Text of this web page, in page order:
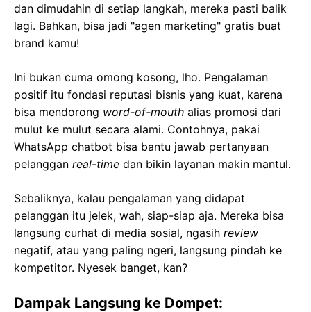
dan dimudahin di setiap langkah, mereka pasti balik
lagi. Bahkan, bisa jadi "agen marketing" gratis buat
brand kamu!
Ini bukan cuma omong kosong, lho. Pengalaman
positif itu fondasi reputasi bisnis yang kuat, karena
bisa mendorong word-of-mouth alias promosi dari
mulut ke mulut secara alami. Contohnya, pakai
WhatsApp chatbot bisa bantu jawab pertanyaan
pelanggan real-time dan bikin layanan makin mantul.
Sebaliknya, kalau pengalaman yang didapat
pelanggan itu jelek, wah, siap-siap aja. Mereka bisa
langsung curhat di media sosial, ngasih review
negatif, atau yang paling ngeri, langsung pindah ke
kompetitor. Nyesek banget, kan?
Dampak Langsung ke Dompet: